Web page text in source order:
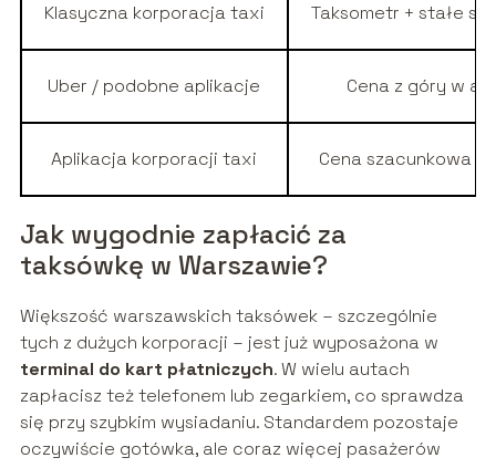
Klasyczna korporacja taxi Taksometr + stałe
Uber / podobne aplikacje Cena z góry w
Aplikacja korporacji taxi Cena szacunkowa
Jak wygodnie zapłacić za
taksówkę w Warszawie?
Większość warszawskich taksówek – szczególnie
tych z dużych korporacji – jest już wyposażona w
terminal do kart płatniczych. W wielu autach
zapłacisz też telefonem lub zegarkiem, co sprawdza
się przy szybkim wysiadaniu. Standardem pozostaje
oczywiście gotówka, ale coraz więcej pasażerów